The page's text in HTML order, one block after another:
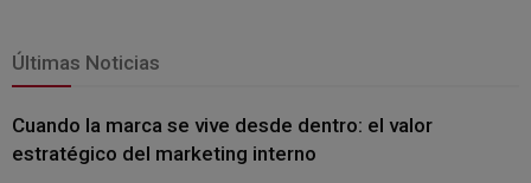
Últimas Noticias
Cuando la marca se vive desde dentro: el valor
estratégico del marketing interno